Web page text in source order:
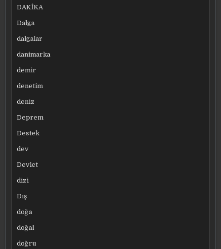
DAKİKA
Dalga
dalgalar
danimarka
demir
denetim
deniz
Deprem
Destek
dev
Devlet
dizi
Dış
doğa
doğal
doğru